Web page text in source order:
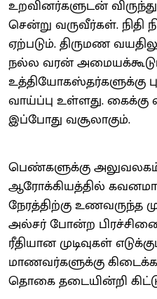
உறவினர்களுடன்
சென்று வருவீர்கள்.
ஏற்படும். திருமண
நல்ல வரன்
உத்தியோகஸ்தர்களுக்கு
வாய்ப்பு உள்ளது.
இப்போது வசூலாகும்.
பெண்களுக்கு
ஆரோக்கியத்தில்
நேரத்திற்கு உணவருந்த
அல்சர் போன்ற
ரீதியான முடிவுகள்
மாணவர்களுக்கு
தொகை தடையின்றி